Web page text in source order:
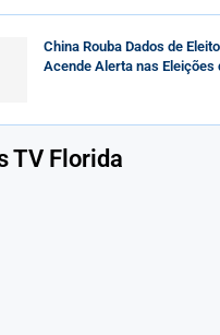
China Rouba Dados de
Acende Alerta nas Eleições
TV Florida